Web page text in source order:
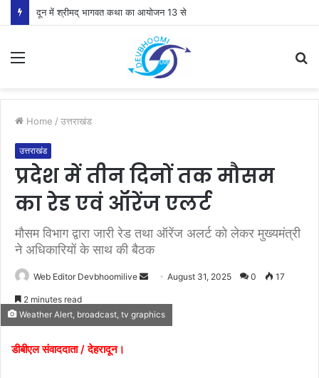
दून में श्रीमद् भागवत कथा का आयोजन 13 से
Menu
Home / उत्तराखंड
उत्तराखंड
प्रदेश में तीन दिनों तक मौसम
का रेड एवं ऑरेंज एलर्ट
मौसम विभाग द्वारा जारी रेड तथा ऑरेंज अलर्ट को लेकर मुख्यमंत्री
ने अधिकारियों के साथ की बैठक
Web Editor Devbhoomilive
Send
email
August 31, 2025 0 17
2 minutes read
Weather Alert, broadcast, tv graphics
डीबीएल संवाददाता / देहरादून।